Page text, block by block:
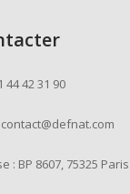
44 42 31 90
contact@defnat.com
: BP 8607, 75325